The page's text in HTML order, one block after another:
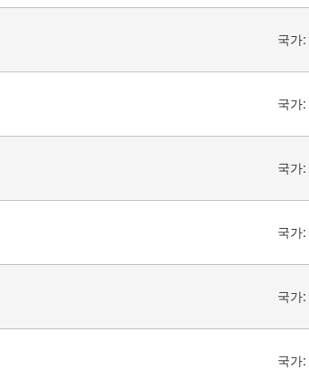
국가:
국가:
국가:
국가:
국가:
국가: